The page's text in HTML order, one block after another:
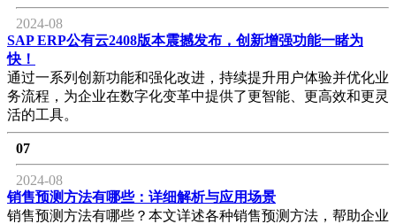
2024-08
SAP ERP公有云2408版本震撼发布，创新增强功能一睹为
快！
通过一系列创新功能和强化改进，持续提升用户体验并优化业
务流程，为企业在数字化变革中提供了更智能、更高效和更灵
活的工具。
07
2024-08
销售预测方法有哪些：详细解析与应用场景
销售预测方法有哪些？本文详述各种销售预测方法，帮助企业